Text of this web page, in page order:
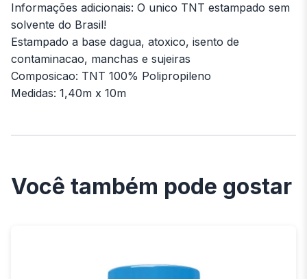
Informações adicionais: O unico TNT estampado sem
solvente do Brasil!
Estampado a base dagua, atoxico, isento de
contaminacao, manchas e sujeiras
Composicao: TNT 100% Polipropileno
Medidas: 1,40m x 10m
Você também pode gostar